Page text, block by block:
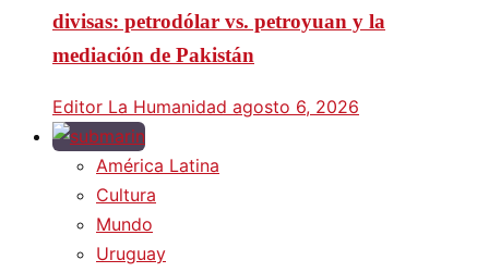
divisas: petrodólar vs. petroyuan y la
mediación de Pakistán
Editor La Humanidad agosto 6, 2026
América Latina
Cultura
Mundo
Uruguay